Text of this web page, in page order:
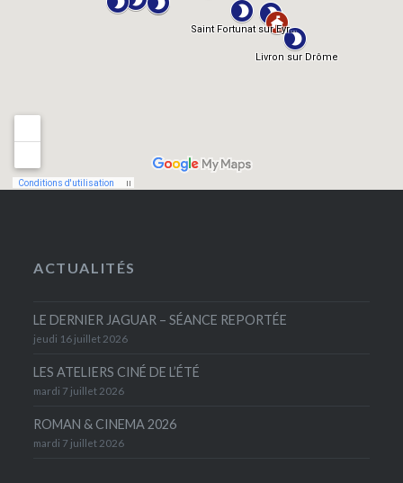
ACTUALITÉS
LE DERNIER JAGUAR – SÉANCE REPORTÉE
jeudi 16 juillet 2026
LES ATELIERS CINÉ DE L’ÉTÉ
mardi 7 juillet 2026
ROMAN & CINEMA 2026
mardi 7 juillet 2026